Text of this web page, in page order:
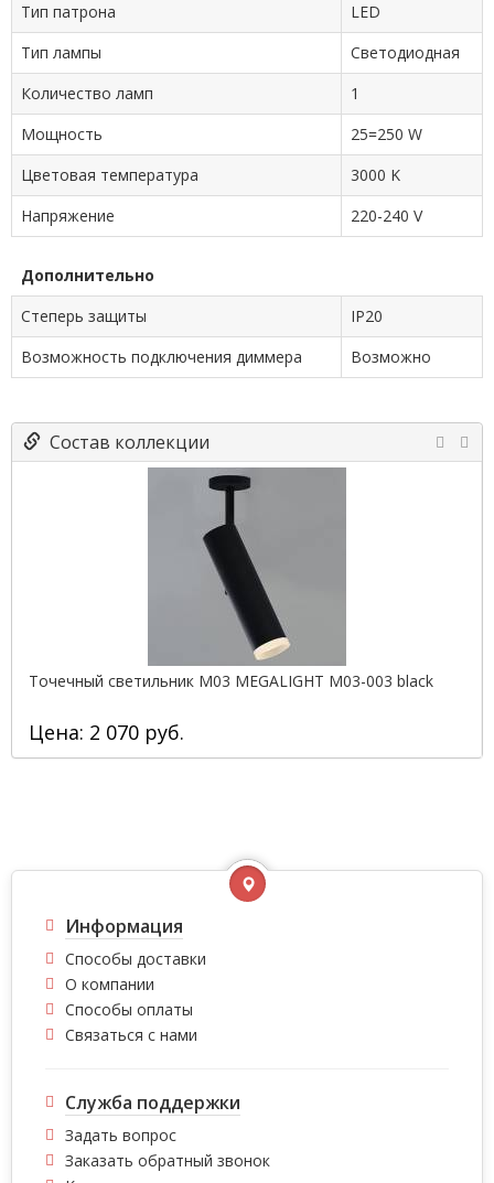
Тип патрона
LED
Тип лампы
Cветодиодная
Количество ламп
1
Мощность
25=250 W
Цветовая температура
3000 K
Напряжение
220-240 V
Дополнительно
Степерь защиты
IP20
Возможность подключения диммера
Возможно
Состав коллекции
Точечный светильник M03 MEGALIGHT M03-003 black
Цена: 2 070 руб.
Информация
Способы доставки
О компании
Способы оплаты
Связаться с нами
Служба поддержки
Задать вопрос
Заказать обратный звонок